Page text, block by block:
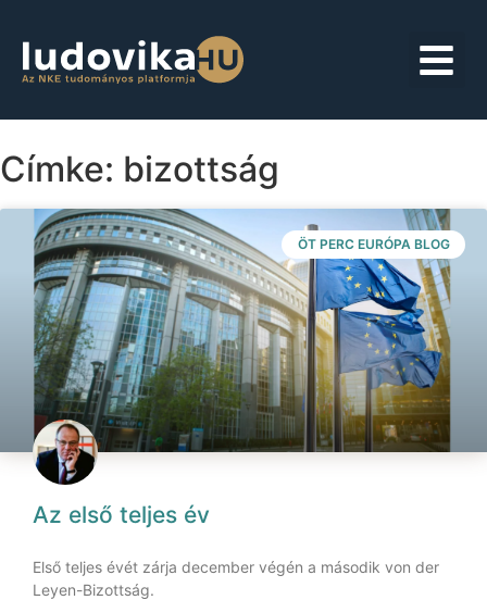
Címke: bizottság
ÖT PERC EURÓPA BLOG
Az első teljes év
Első teljes évét zárja december végén a második von der
Leyen-Bizottság.